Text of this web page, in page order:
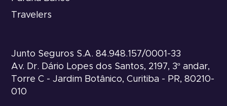
Travelers
Junto Seguros S.A. 84.948.157/0001-33
Av. Dr. Dário Lopes dos Santos, 2197, 3º andar,
Torre C - Jardim Botânico, Curitiba - PR, 80210-
010